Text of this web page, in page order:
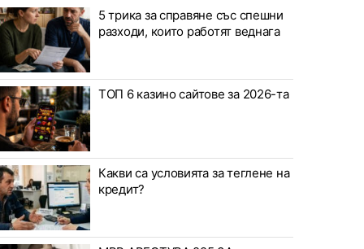
5 трика за справяне със спешни
разходи, които работят веднага
ТОП 6 казино сайтове за 2026-та
Какви са условията за теглене на
кредит?